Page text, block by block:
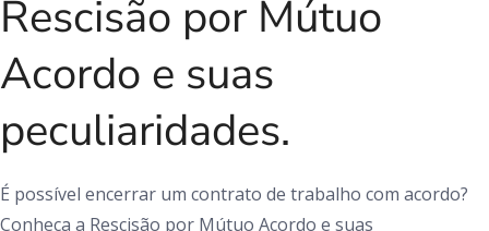
Rescisão por Mútuo
Acordo e suas
peculiaridades.
É possível encerrar um contrato de trabalho com acordo?
Conheça a Rescisão por Mútuo Acordo e suas